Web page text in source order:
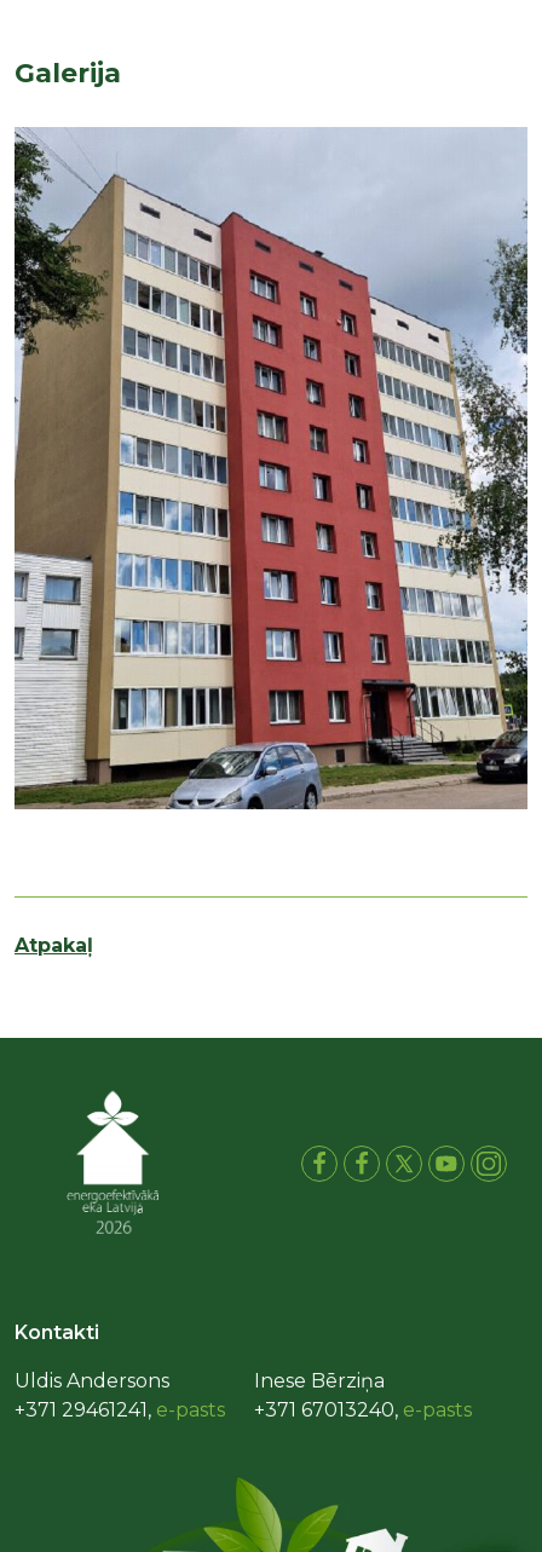
Galerija
Atpakaļ
Kontakti
Uldis Andersons
+371 29461241, e-pasts
Inese Bērziņa
+371 67013240, e-pasts